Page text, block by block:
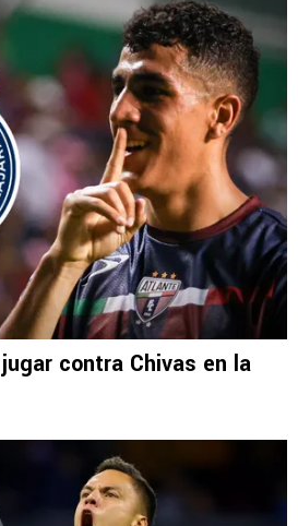
contra Chivas en la